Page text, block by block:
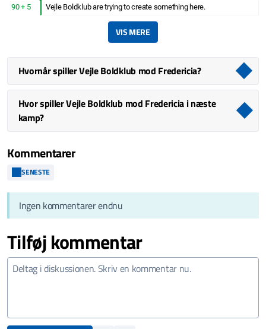
90 + 5 Vejle Boldklub are trying to create something here.
VIS MERE
Hvornår spiller Vejle Boldklub mod Fredericia?
Hvor spiller Vejle Boldklub mod Fredericia i næste
kamp?
Kommentarer
SENESTE
Ingen kommentarer endnu
Tilføj kommentar